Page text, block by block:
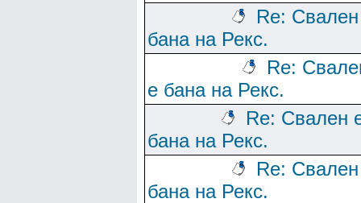
Re:
бана на Рекс.
Re:
е бана на Рекс.
Re: Свален
бана на Рекс.
Re:
бана на Рекс.